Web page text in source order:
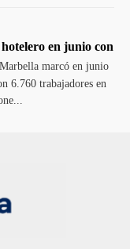
en junio con
marcó en junio
6.760 trabajadores en